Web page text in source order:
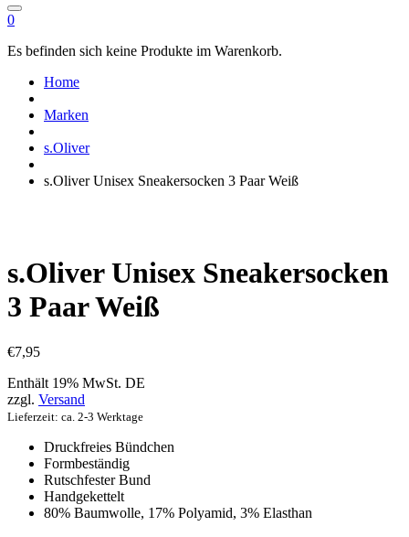
0
Es befinden sich keine Produkte im Warenkorb.
Home
Marken
s.Oliver
s.Oliver Unisex Sneakersocken 3 Paar Weiß
s.Oliver Unisex Sneakersocken
3 Paar Weiß
€7,95
Enthält 19% MwSt. DE
zzgl. Versand
Lieferzeit: ca. 2-3 Werktage
Druckfreies Bündchen
Formbeständig
Rutschfester Bund
Handgekettelt
80% Baumwolle, 17% Polyamid, 3% Elasthan